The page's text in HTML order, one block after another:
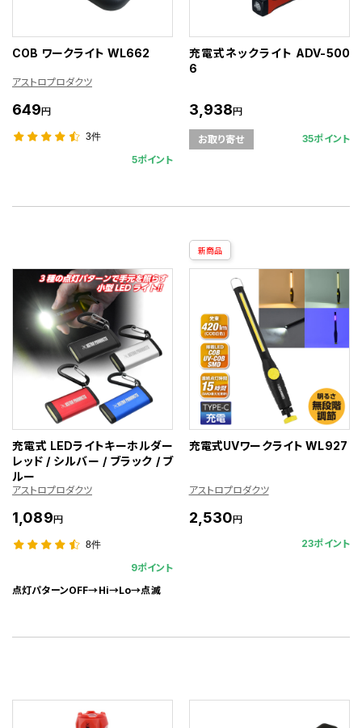
COB ワークライト WL662
アストロプロダクツ
649円
3件
5ポイント
充電式ネックライト ADV-500
6
3,938円
お取り寄せ 35ポイント
充電式 LEDライトキーホルダー
レッド / シルバー / ブラック / ブ
ルー
アストロプロダクツ
1,089円
8件
9ポイント
点灯パターンOFF→Hi→Lo→点滅
新商品
充電式UVワークライト WL927
アストロプロダクツ
2,530円
23ポイント